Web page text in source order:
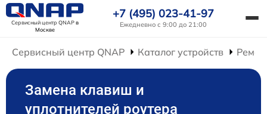
Сервисный центр QNAPв
Москве
+7 (495) 023-41-97
Ежедневно с 9:00 до 21:00
Сервисный центр QNAP Каталог устройств
Замена клавиш и
уплотнителей роутера